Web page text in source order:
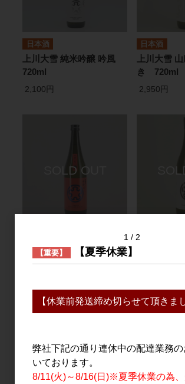
日本酒
上川大雪 純米吟醸 吟風
720ml
2,100円
日本酒
上川大雪
き 720ml
2,950円
上川十勝 純米辛口 彗星 生
酒 720ml
1
2
【重要】
【夏季休業】
【休業前発送締め切らせて頂きま
弊社下記の通り連休中の配達業務
いております。
8/11(火)～8/16(日)※夏季休業の為